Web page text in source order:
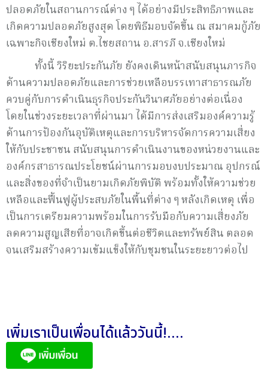
ปลอดภัยในสถานการณ์ต่าง ๆ ได้อย่างมีประสิทธิภาพและ
เกิดความปลอดภัยสูงสุด โดยพิธีมอบจัดขึ้น ณ สมาคมกู้ภัย
เฉพาะกิจเชียงใหม่ ต.ไชยสถาน อ.สารภี จ.เชียงใหม่
ทั้งนี้ วิริยะประกันภัย ยังคงเดินหน้าสนับสนุนภารกิจ
ด้านความปลอดภัยและการช่วยเหลือบรรเทาสาธารณภัย
ควบคู่กับการดำเนินธุรกิจประกันวินาศภัยอย่างต่อเนื่อง
โดยในช่วงระยะเวลาที่ผ่านมา ได้มีการส่งเสริมองค์ความรู้
ด้านการป้องกันอุบัติเหตุและการบริหารจัดการความเสี่ยง
ให้กับประชาชน สนับสนุนการดำเนินงานของหน่วยงานและ
องค์กรสาธารณประโยชน์ผ่านการมอบงบประมาณ อุปกรณ์
และสิ่งของที่จำเป็นยามเกิดภัยพิบัติ พร้อมทั้งให้ความช่วย
เหลือและฟื้นฟูผู้ประสบภัยในพื้นที่ต่าง ๆ หลังเกิดเหตุ เพื่อ
เป็นการเตรียมความพร้อมในการรับมือกับความเสี่ยงภัย
ลดความสูญเสียที่อาจเกิดขึ้นต่อชีวิตและทรัพย์สิน ตลอด
จนเสริมสร้างความเข้มแข็งให้กับชุมชนในระยะยาวต่อไป
เพิ่มเราเป็นเพื่อนได้แล้ววันนี้!....